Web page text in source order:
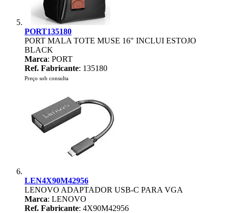
PORT135180
PORT MALA TOTE MUSE 16" INCLUI ESTOJO
BLACK
Marca: PORT
Ref. Fabricante: 135180
Preço sob consulta
LEN4X90M42956
LENOVO ADAPTADOR USB-C PARA VGA
Marca: LENOVO
Ref. Fabricante: 4X90M42956